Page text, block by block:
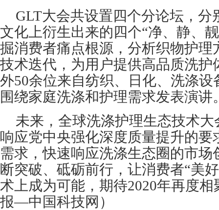
GLT大会共设置四个分论坛，分
文化上衍生出来的四个“净、静、
掘消费者痛点根源，分析织物护理
技术迭代，为用户提供高品质洗护
外50余位来自纺织、日化、洗涤
围绕家庭洗涤和护理需求发表演讲
未来，全球洗涤护理生态技术
响应党中央强化深度质量提升的要
需求，快速响应洗涤生态圈的市场
断突破、砥砺前行，让消费者“美
术上成为可能，期待2020年再度
报—中国科技网）